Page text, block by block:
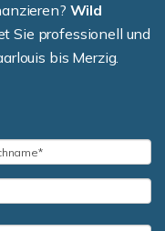
Wild
Sie professionell und
bis Merzig.